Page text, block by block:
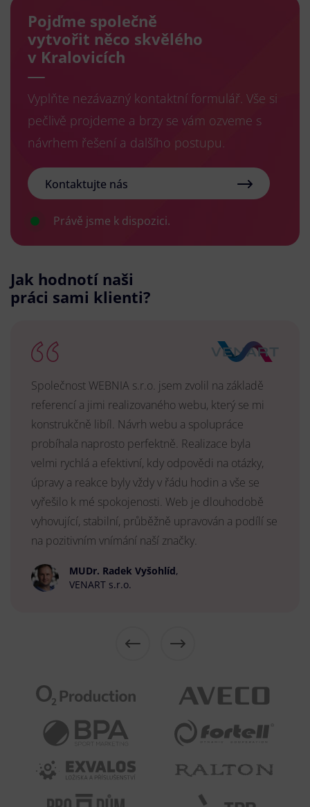
Pojďme společně
vytvořit něco skvělého
v Kralovicích
Vyplňte nezávazný kontaktní formulář. Vše si
pečlivě projdeme a brzy se vám ozveme s
návrhem řešení a dalšího postupu.
Kontaktujte nás
Právě jsme k dispozici.
Jak hodnotí naši
práci sami klienti?
Společnost WEBNIA s.r.o. jsem zvolil na základě
referencí a jimi realizovaného webu, který se mi
konstrukčně libíl. Návrh webu a spolupráce
probíhala naprosto perfektně. Realizace byla
velmi rychlá a efektivní, kdy odpovědi na otázky,
úpravy a reakce byly vždy v řádu hodin a vše se
vyřešilo k mé spokojenosti. Web je dlouhodobě
vyhovující, stabilní, průběžně upravován a podílí se
na pozitivním vnímání naší značky.
MUDr. Radek Vyšohlíd,
VENART s.r.o.